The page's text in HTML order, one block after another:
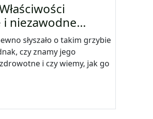
niezawodne…
słyszało o takim grzybie
czy znamy jego
i czy wiemy, jak go